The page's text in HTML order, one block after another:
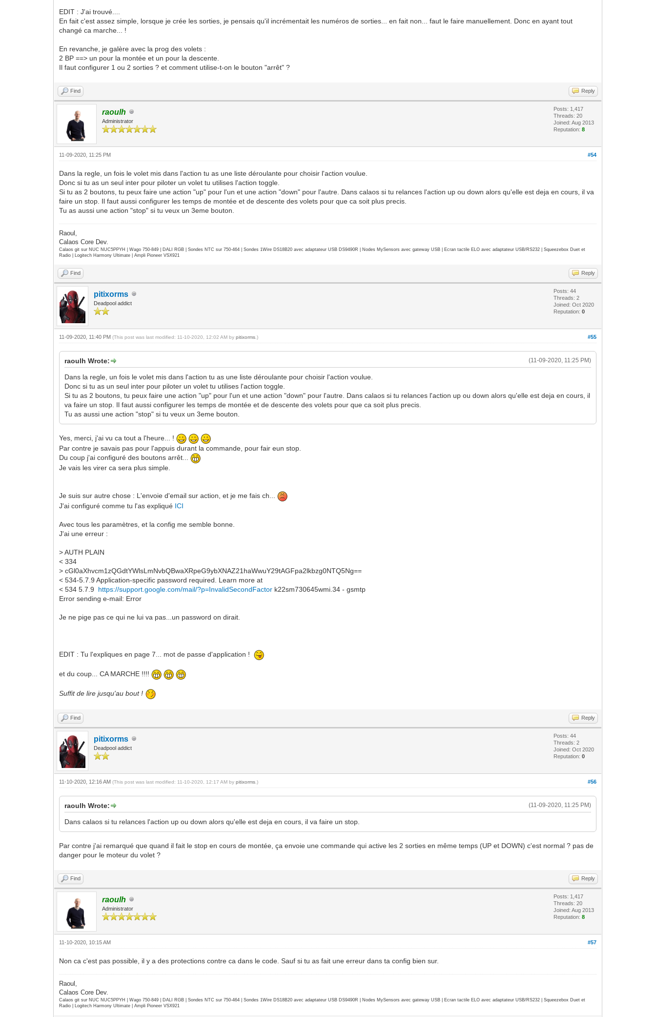
EDIT : J'ai trouvé....
En fait c'est assez simple, lorsque je crée les sorties, je pensais qu'il incrémentait les numéros de sorties... en fait non... faut le faire manuellement. Donc en ayant tout
changé ca marche... !
En revanche, je galère avec la prog des volets :
2 BP ==> un pour la montée et un pour la descente.
Il faut configurer 1 ou 2 sorties ? et comment utilise-t-on le bouton "arrêt" ?
Find Reply
raoulh
Administrator
Posts: 1,417
Threads: 20
Joined: Aug 2013
Reputation:8
#54
11-09-2020, 11:25 PM
Dans la regle, un fois le volet mis dans l'action tu as une liste déroulante pour choisir l'action voulue.
Donc si tu as un seul inter pour piloter un volet tu utilises l'action toggle.
Si tu as 2 boutons, tu peux faire une action "up" pour l'un et une action "down" pour l'autre. Dans calaos si tu relances l'action up ou down alors qu'elle est deja en cours, il va
faire un stop. Il faut aussi configurer les temps de montée et de descente des volets pour que ca soit plus precis.
Tu as aussi une action "stop" si tu veux un 3eme bouton.
Raoul,
Calaos Core Dev.
Calaos git sur NUC NUC5PPYH | Wago 750-849 | DALI RGB | Sondes NTC sur 750-464 | Sondes 1Wire DS18B20 avec adaptateur USB DS9490R | Nodes MySensors avec gateway USB | Ecran tactile ELO avec adaptateur USB/RS232 | Squeezebox Duet et
Radio | Logitech Harmony Ultimate | Ampli Pioneer VSX921
Find Reply
pitixorms
Deadpool addict
Posts: 44
Threads: 2
Joined: Oct 2020
Reputation:0
#55
11-09-2020, 11:40 PM(This post was last modified: 11-10-2020, 12:02 AM bypitixorms .)
(11-09-2020, 11:25 PM)
raoulh Wrote:
Dans la regle, un fois le volet mis dans l'action tu as une liste déroulante pour choisir l'action voulue.
Donc si tu as un seul inter pour piloter un volet tu utilises l'action toggle.
Si tu as 2 boutons, tu peux faire une action "up" pour l'un et une action "down" pour l'autre. Dans calaos si tu relances l'action up ou down alors qu'elle est deja en cours, il
va faire un stop. Il faut aussi configurer les temps de montée et de descente des volets pour que ca soit plus precis.
Tu as aussi une action "stop" si tu veux un 3eme bouton.
Yes, merci, j'ai vu ca tout a l'heure... !
Par contre je savais pas pour l'appuis durant la commande, pour fair eun stop.
Du coup j'ai configuré des boutons arrêt...
Je vais les virer ca sera plus simple.
Je suis sur autre chose : L'envoie d'email sur action, et je me fais ch...
J'ai configuré comme tu l'as expliqué ICI
Avec tous les paramètres, et la config me semble bonne.
J'ai une erreur :
> AUTH PLAIN
< 334
> cGl0aXhvcm1zQGdtYWlsLmNvbQBwaXRpeG9ybXNAZ21haWwuY29tAGFpa2lkbzg0NTQ5Ng==
< 534-5.7.9 Application-specific password required. Learn more at
< 534 5.7.9 https://support.google.com/mail/?p=InvalidSecondFactor k22sm730645wmi.34 - gsmtp
Error sending e-mail: Error
Je ne pige pas ce qui ne lui va pas...un password on dirait.
EDIT : Tu l'expliques en page 7... mot de passe d'application !
et du coup... CA MARCHE !!!!
Suffit de lire jusqu'au bout !
Find Reply
pitixorms
Deadpool addict
Posts: 44
Threads: 2
Joined: Oct 2020
Reputation:0
#56
11-10-2020, 12:16 AM(This post was last modified: 11-10-2020, 12:17 AM bypitixorms .)
(11-09-2020, 11:25 PM)
raoulh Wrote:
Dans calaos si tu relances l'action up ou down alors qu'elle est deja en cours, il va faire un stop.
Par contre j'ai remarqué que quand il fait le stop en cours de montée, ça envoie une commande qui active les 2 sorties en même temps (UP et DOWN) c'est normal ? pas de
danger pour le moteur du volet ?
Find Reply
raoulh
Administrator
Posts: 1,417
Threads: 20
Joined: Aug 2013
Reputation:8
#57
11-10-2020, 10:15 AM
Non ca c'est pas possible, il y a des protections contre ca dans le code. Sauf si tu as fait une erreur dans ta config bien sur.
Raoul,
Calaos Core Dev.
Calaos git sur NUC NUC5PPYH | Wago 750-849 | DALI RGB | Sondes NTC sur 750-464 | Sondes 1Wire DS18B20 avec adaptateur USB DS9490R | Nodes MySensors avec gateway USB | Ecran tactile ELO avec adaptateur USB/RS232 | Squeezebox Duet et
Radio | Logitech Harmony Ultimate | Ampli Pioneer VSX921